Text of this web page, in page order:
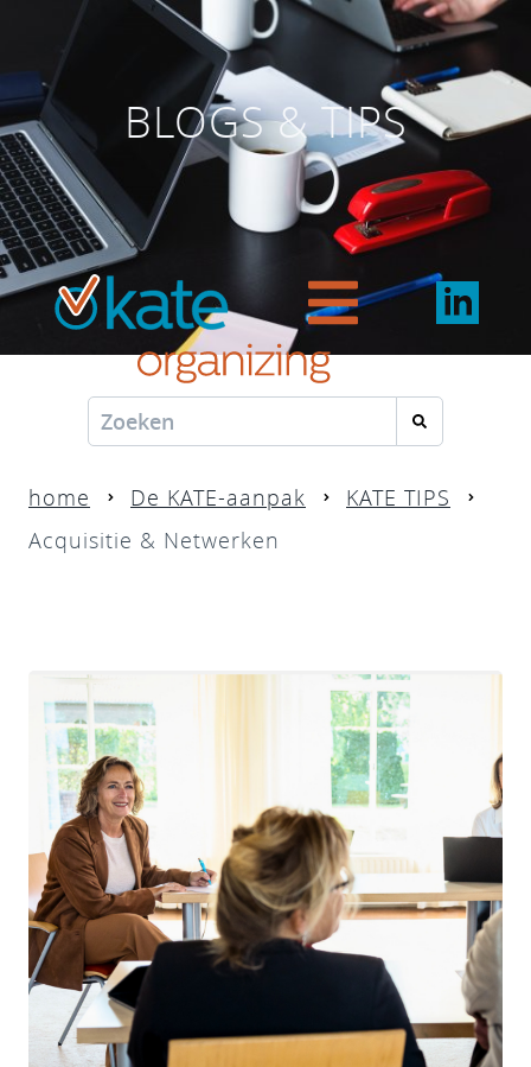
BLOGS & TIPS
home De KATE-aanpak
KATE TIPS
Acquisitie & Netwerken